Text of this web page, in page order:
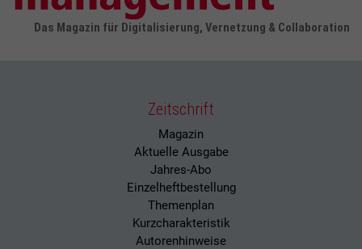
Das Magazin für Digitalisierung, Vernetzung & Collaboration
Zeitschrift
Magazin
Aktuelle Ausgabe
Jahres-Abo
Einzelheftbestellung
Themenplan
Kurzcharakteristik
Autorenhinweise